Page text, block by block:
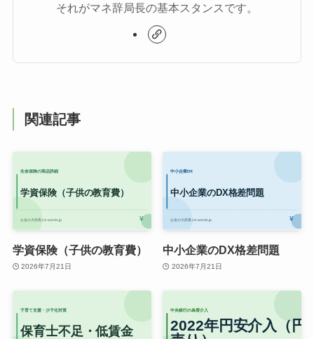
それがマネ辞局長の基本スタンスです。
関連記事
学資保険（子供の教育費）
2026年7月21日
中小企業のDX格差問題
2026年7月21日